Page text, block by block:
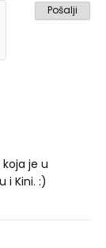
je u
i Kini. :)